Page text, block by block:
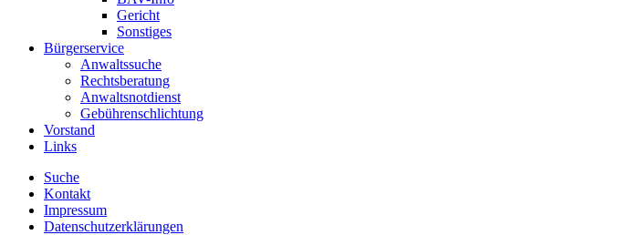
Gericht
Sonstiges
Bürgerservice
Anwaltssuche
Rechtsberatung
Anwaltsnotdienst
Gebührenschlichtung
Vorstand
Links
Suche
Kontakt
Impressum
Datenschutzerklärungen